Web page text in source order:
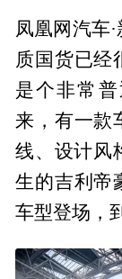
凤凰网汽车
质国货已经
是个非常
来，有一款
线、设计风
生的吉利帝
车型登场，